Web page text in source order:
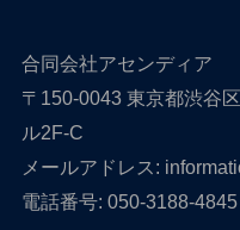
合同会社アセンディア
〒150-0043 東京都渋谷
ル2F-C
メールアドレス:
電話番号: 050-3188-4845